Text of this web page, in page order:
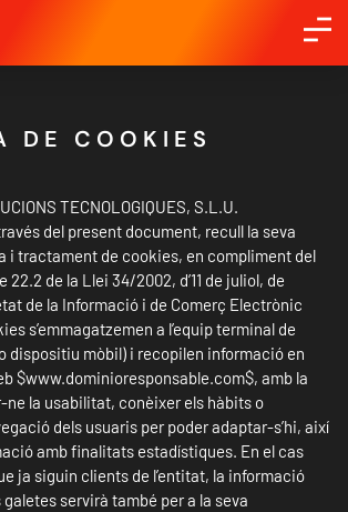
DE COOKIES
TECNOLOGIQUES, S.L.U.
del present document, recull la seva
i tractament de cookies, en compliment del
22.2 de la Llei 34/2002, d’11 de juliol, de
de la Informació i de Comerç Electrònic
s’emmagatzemen a l’equip terminal de
dispositiu mòbil) i recopilen informació en
$www.dominioresponsable.com$, amb la
la usabilitat, conèixer els hàbits o
dels usuaris per poder adaptar-s’hi, així
amb finalitats estadístiques. En el cas
ja siguin clients de l’entitat, la informació
servirà també per a la seva